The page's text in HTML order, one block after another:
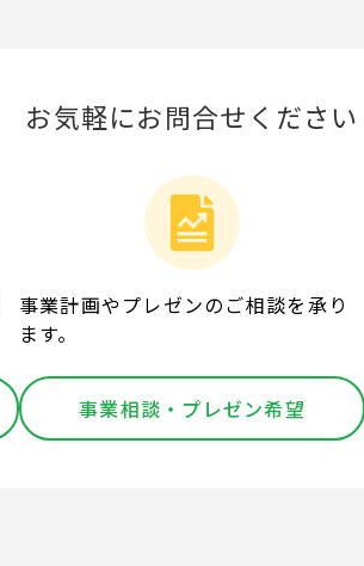
お気軽にお問合せください
事業計画やプレゼンのご相談を承り
ます。
事業相談・プレゼン希望